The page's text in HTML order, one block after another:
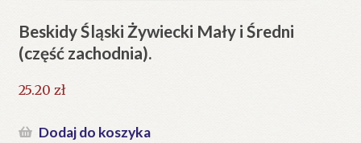
Beskidy Śląski Żywiecki Mały i Średni
(część zachodnia).
25.20 zł
Dodaj do koszyka